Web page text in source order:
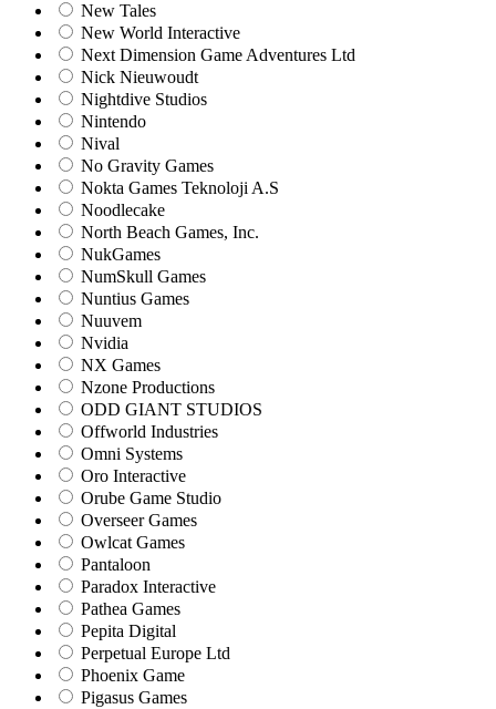
New Tales
New World Interactive
Next Dimension Game Adventures Ltd
Nick Nieuwoudt
Nightdive Studios
Nintendo
Nival
No Gravity Games
Nokta Games Teknoloji A.S
Noodlecake
North Beach Games, Inc.
NukGames
NumSkull Games
Nuntius Games
Nuuvem
Nvidia
NX Games
Nzone Productions
ODD GIANT STUDIOS
Offworld Industries
Omni Systems
Oro Interactive
Orube Game Studio
Overseer Games
Owlcat Games
Pantaloon
Paradox Interactive
Pathea Games
Pepita Digital
Perpetual Europe Ltd
Phoenix Game
Pigasus Games